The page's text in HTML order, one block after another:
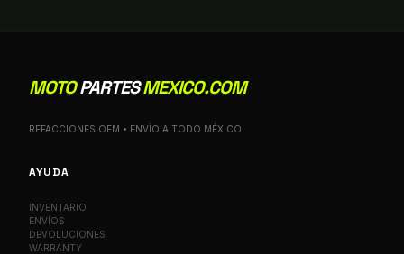
MOTOPARTESMEXICO.COM
REFACCIONES OEM • ENVÍO A TODO MÉXICO
AYUDA
INVENTARIO
ENVÍOS
DEVOLUCIONES
WARRANTY